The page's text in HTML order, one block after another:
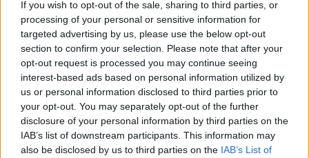
If you wish to opt-out of the sale, sharing to third parties, or
processing of your personal or sensitive information for
targeted advertising by us, please use the below opt-out
section to confirm your selection. Please note that after your
opt-out request is processed you may continue seeing
interest-based ads based on personal information utilized by
us or personal information disclosed to third parties prior to
your opt-out. You may separately opt-out of the further
disclosure of your personal information by third parties on the
IAB’s list of downstream participants. This information may
also be disclosed by us to third parties on the IAB’s List of
Ελένη Φωτοπούλου: Η δημόσια ερωτική
εξομολόγηση στον Άκη Παυλόπουλο για τη
γιορτή του – «Είναι ο φύλακας άγγελος όσων
βρίσκονται κοντά του»